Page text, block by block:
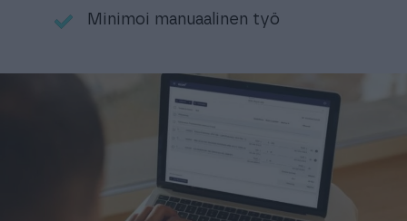
Minimoi manuaalinen työ